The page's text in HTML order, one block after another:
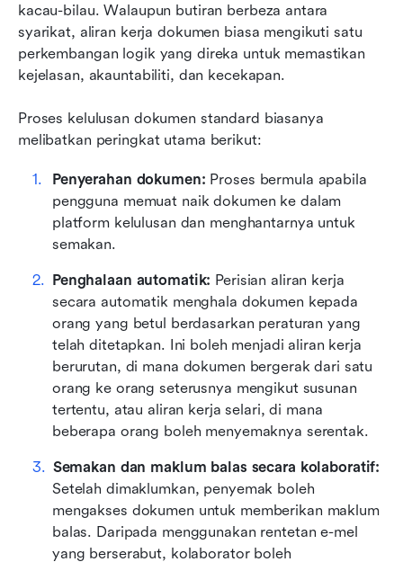
kacau-bilau. Walaupun butiran berbeza antara
syarikat, aliran kerja dokumen biasa mengikuti satu
perkembangan logik yang direka untuk memastikan
kejelasan, akauntabiliti, dan kecekapan.
Proses kelulusan dokumen standard biasanya
melibatkan peringkat utama berikut:
Penyerahan dokumen: Proses bermula apabila
pengguna memuat naik dokumen ke dalam
platform kelulusan dan menghantarnya untuk
semakan.
Penghalaan automatik: Perisian aliran kerja
secara automatik menghala dokumen kepada
orang yang betul berdasarkan peraturan yang
telah ditetapkan. Ini boleh menjadi aliran kerja
berurutan, di mana dokumen bergerak dari satu
orang ke orang seterusnya mengikut susunan
tertentu, atau aliran kerja selari, di mana
beberapa orang boleh menyemaknya serentak.
Semakan dan maklum balas secara kolaboratif:
Setelah dimaklumkan, penyemak boleh
mengakses dokumen untuk memberikan maklum
balas. Daripada menggunakan rentetan e-mel
yang berserabut, kolaborator boleh